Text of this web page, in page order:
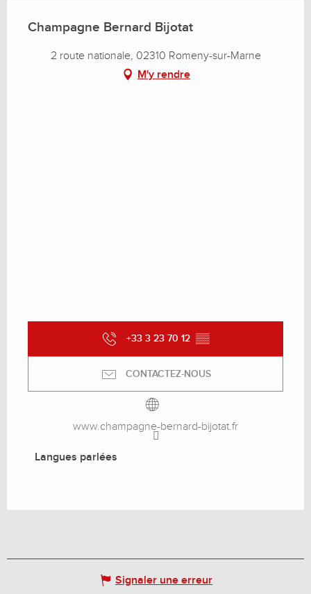
Champagne Bernard Bijotat
2 route nationale, 02310 Romeny-sur-Marne
M'y rendre
+33 3 23 70 12 ▒▒
CONTACTEZ-NOUS
www.champagne-bernard-bijotat.fr
Langues parlées
Langues parlées
Signaler une erreur